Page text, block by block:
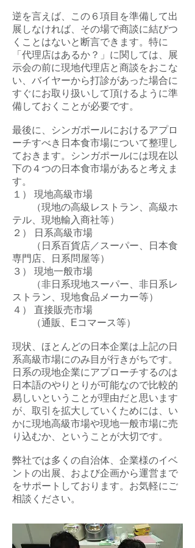
逆を言えば、この６項目を準備して出
展しなければ、その場で商談に結びつ
くことはないと断言できます。特に
「代理店はあるか？」に関しては、展
示会の前に現地代理店と商談をおこな
い、バイヤーから打診があった場合に
すぐにお取り扱いして頂けるように準
備しておくことが必要です。
最後に、シンガポールにおけるアプロ
ーチすべき日本食市場について整理し
ておきます。シンガポールには現在以
下の４つの日本食市場があると考えま
す。
１） 現地高級市場
（現地の高級レストラン、高級ホ
テル、現地輸入商社等）
２） 日系高級市場
（日系百貨店／スーパー、日本食
専門店、日系問屋等）
３） 現地一般市場
（非日系現地スーパー、非日系レ
ストラン、現地食品メーカー等）
４） 直接販売市場
（通販、Eコマース等）
現状、ほとんどの日本企業は上記の日
系高級市場にのみ目が行きがちです。
日系の現地企業にアプローチするのは
日本語のやりとりが可能なので比較的
易しいということが理由だと思います
が、取引を拡大していくためには、い
かに現地高級市場や現地一般市場に売
り込むか、ということが大切です。
弊社では多くの自治体、企業様のイベ
ントの出展、および企画から運営まで
をサポートしております。お気軽にご
相談ください。